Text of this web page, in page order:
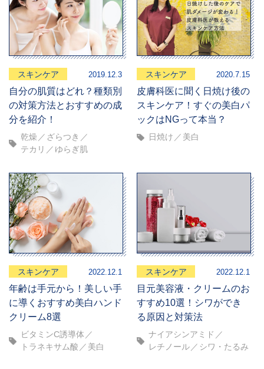
スキンケア 2019.12.3
自分の肌質はどれ？種類別
の対策方法とおすすめの成
分を紹介！
乾燥
ざらつき
テカリ
ゆらぎ肌
スキンケア 2020.7.15
皮膚科医に聞く日焼け後の
スキンケア！すぐの美白パ
ックはNGって本当？
日焼け 美白
スキンケア 2022.12.1
年齢は手元から！美しい手
に導くおすすめ美白ハンド
クリーム8選
ビタミンC誘導体
トラネキサム酸
美白
スキンケア 2022.12.1
目元美容液・クリームのお
すすめ10選！シワができ
る原因と対策法
ナイアシンアミド
レチノール
シワ・たるみ